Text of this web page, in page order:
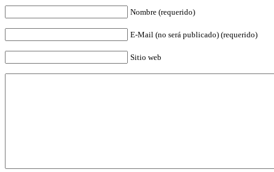
Nombre (requerido)
E-Mail (no será publicado) (requerido)
Sitio web